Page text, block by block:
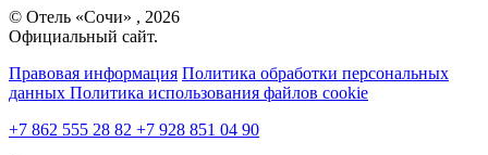
© Отель «Сочи» , 2026
Официальный сайт.
Правовая информация Политика обработки персональных
данных Политика использования файлов cookie
+7 862 555 28 82 +7 928 851 04 90